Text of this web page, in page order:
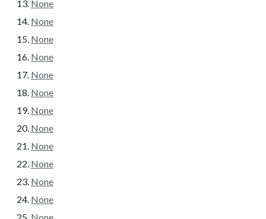
None
None
None
None
None
None
None
None
None
None
None
None
None